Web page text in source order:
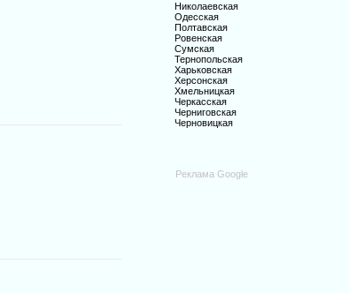
Николаевская
Одесская
Полтавская
Ровенская
Сумская
Тернопольская
Харьковская
Херсонская
Хмельницкая
Черкасская
Черниговская
Черновицкая
Реклама Google